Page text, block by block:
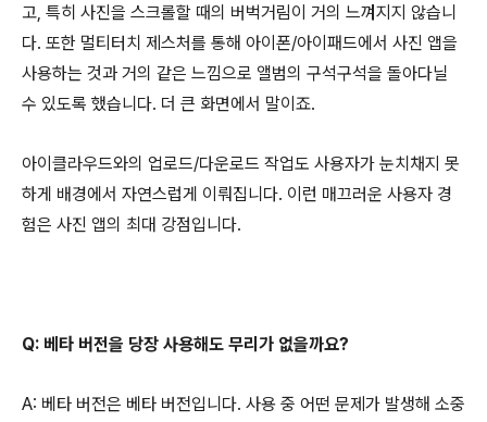
고, 특히 사진을 스크롤할 때의 버벅거림이 거의 느껴지지 않습니
다. 또한 멀티터치 제스처를 통해 아이폰/아이패드에서 사진 앱을
사용하는 것과 거의 같은 느낌으로 앨범의 구석구석을 돌아다닐
수 있도록 했습니다. 더 큰 화면에서 말이죠.
아이클라우드와의 업로드/다운로드 작업도 사용자가 눈치채지 못
하게 배경에서 자연스럽게 이뤄집니다. 이런 매끄러운 사용자 경
험은 사진 앱의 최대 강점입니다.
Q: 베타 버전을 당장 사용해도 무리가 없을까요?
A: 베타 버전은 베타 버전입니다. 사용 중 어떤 문제가 발생해 소중